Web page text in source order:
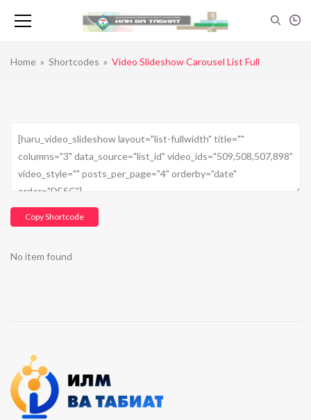
Home » Shortcodes » Video Slideshow Carousel List Full
Copy Shortcode
No item found